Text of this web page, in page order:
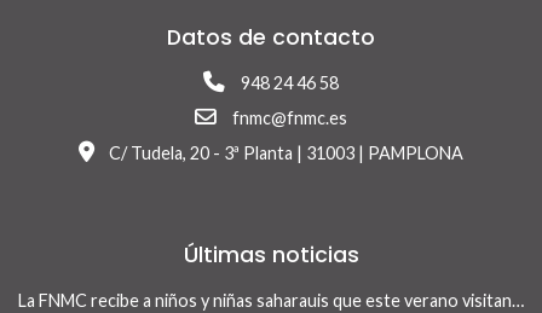
Datos de contacto
948 24 46 58
fnmc@fnmc.es
C/ Tudela, 20 - 3ª Planta | 31003 | PAMPLONA
Últimas noticias
La FNMC recibe a niños y niñas saharauis que este verano visitan Navarra con el programa Vacaciones en Paz